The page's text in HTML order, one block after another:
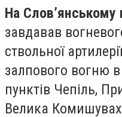
На Слов’янському
завдавав
ствольної
залпового вогню
пунктів Чепіль,
Велика